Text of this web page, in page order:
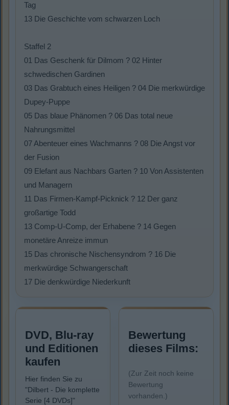
Tag
13 Die Geschichte vom schwarzen Loch
Staffel 2
01 Das Geschenk für Dilmom ? 02 Hinter
schwedischen Gardinen
03 Das Grabtuch eines Heiligen ? 04 Die merkwürdige
Dupey-Puppe
05 Das blaue Phänomen ? 06 Das total neue
Nahrungsmittel
07 Abenteuer eines Wachmanns ? 08 Die Angst vor
der Fusion
09 Elefant aus Nachbars Garten ? 10 Von Assistenten
und Managern
11 Das Firmen-Kampf-Picknick ? 12 Der ganz
großartige Todd
13 Comp-U-Comp, der Erhabene ? 14 Gegen
monetäre Anreize immun
15 Das chronische Nischensyndrom ? 16 Die
merkwürdige Schwangerschaft
17 Die denkwürdige Niederkunft
DVD, Blu-ray
und Editionen
kaufen
Hier finden Sie zu
"Dilbert - Die komplette
Serie [4 DVDs]"
Bewertung
dieses Films:
(Zur Zeit noch keine
Bewertung
vorhanden.)